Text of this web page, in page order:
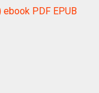
ebook PDF EPUB